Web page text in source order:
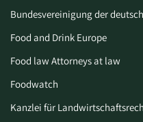
Bundesvereinigung der
Food and Drink Europe
Food law Attorneys at law
Foodwatch
Kanzlei für